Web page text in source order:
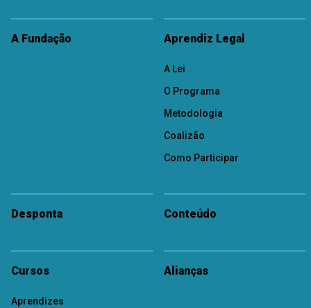
A Fundação Aprendiz Legal
A Lei
O Programa
Metodologia
Coalizão
Como Participar
Desponta Conteúdo
Cursos
Aprendizes
Alianças